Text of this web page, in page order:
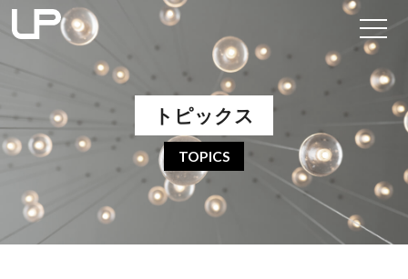
トピックス
TOPICS